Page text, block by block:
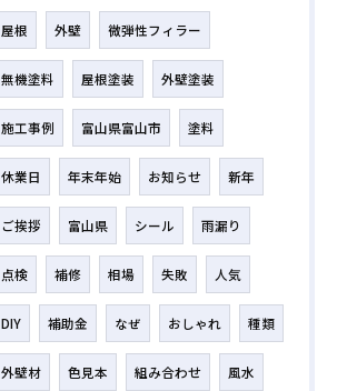
屋根 外壁 微弾性フィラー
無機塗料 屋根塗装 外壁塗装
施工事例 富山県富山市 塗料
休業日 年末年始 お知らせ 新年
ご挨拶 富山県 シール 雨漏り
点検 補修 相場 失敗 人気
DIY 補助金 なぜ おしゃれ 種類
外壁材 色見本 組み合わせ 風水